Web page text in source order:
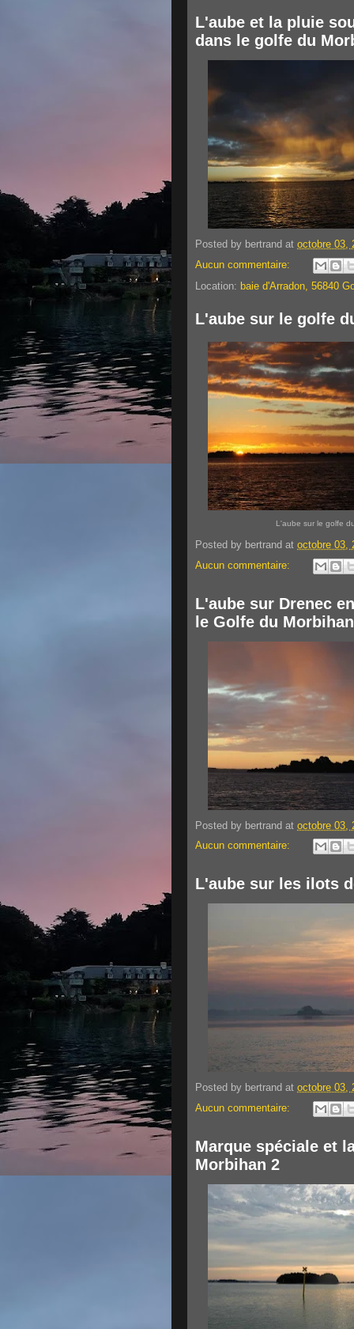
L'aube et la pluie
dans le golfe du
Posted by bertrand at octobre 03,
Aucun commentaire:
Location: baie d'Arradon, 56840
L'aube sur le golfe
L'aube sur le golfe
Posted by bertrand at octobre 03,
Aucun commentaire:
L'aube sur Drenec
le Golfe du Morbihan
Posted by bertrand at octobre 03,
Aucun commentaire:
L'aube sur les ilots
Posted by bertrand at octobre 03,
Aucun commentaire:
Marque spéciale et
Morbihan 2